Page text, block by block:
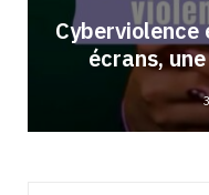
Cyberviolence
écrans,